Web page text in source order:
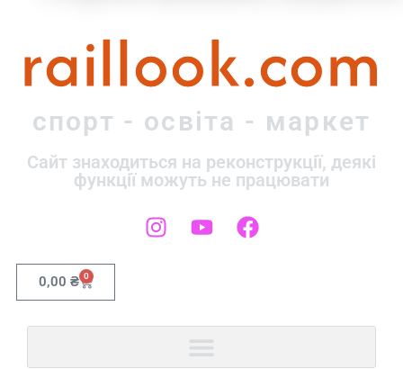
raillook.com
спорт - освіта - маркет
Сайт знаходиться на реконструкції, деякі
функції можуть не працювати
0,00 ₴ 0